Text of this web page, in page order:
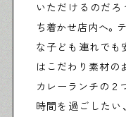
いただけるのだろ
ち着かせ店内へ。
な子ども連れでも
はこだわり素材の
カレーランチの２
時間を過ごしたい